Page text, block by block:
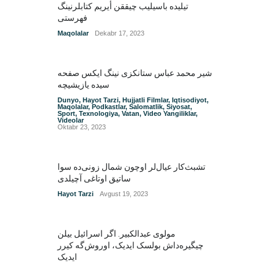
تیلیده باسیلیب چیققن أیریم کتابلرنینگ
فهرستی
Maqolalar Dekabr 17, 2023
شیر محمد عباس ستانکزی نینگ ایکس صفحه
سیده یازیشیچه
Dunyo, Hayot Tarzi, Hujjatli Filmlar, Iqtisodiyot,
Maqolalar, Podkastlar, Salomatlik, Siyosat,
Sport, Texnologiya, Vatan, Video Yangiliklar,
Videolar
Oktabr 23, 2023
تشبث‌کار عیال‌لر اوچون شمال زونی‌ده سوا
ساتیق اوتاغی آچیلدی
Hayot Tarzi Avgust 19, 2023
مولوی عبدالکبیر. اگر اسرائیل بیلن
چیگیره‌داش بولسک ایدیک‌‌، اوروش‌گه کیرر
ایدیک